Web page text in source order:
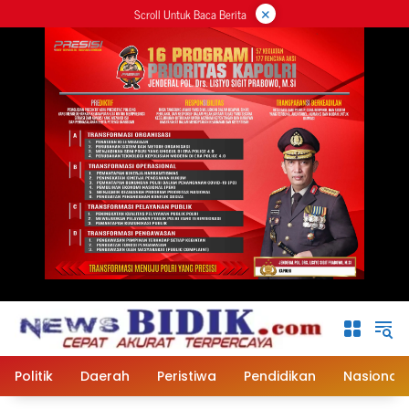
ke
Scroll Untuk Baca Berita ×
Politik Daerah Peristiwa Pendidikan Nasional